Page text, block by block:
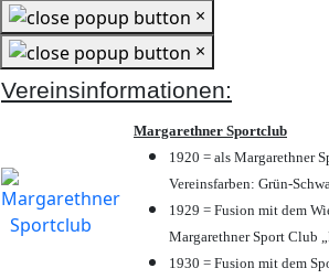
×
×
Vereinsinformationen:
Margarethner Sportclub
1920 = als Margarethner
Vereinsfarben: Grün-
1929 = Fusion mit dem
Margarethner Sport Club
1930 = Fusion mit dem